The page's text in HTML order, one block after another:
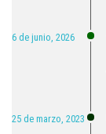
6 de junio, 2026
25 de marzo, 2023